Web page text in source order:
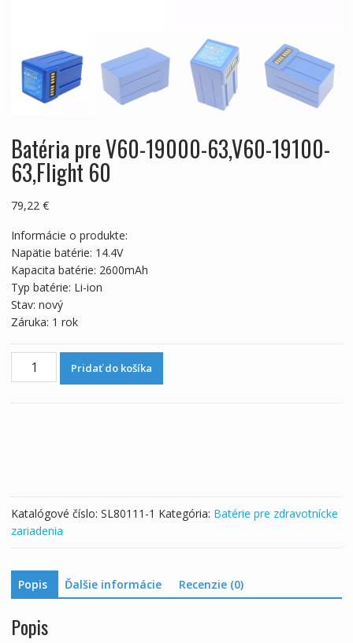
Batéria pre V60-19000-63,V60-19100-
63,Flight 60
79,22 €
Informácie o produkte:
Napätie batérie: 14.4V
Kapacita batérie: 2600mAh
Typ batérie: Li-ion
Stav: nový
Záruka: 1 rok
množstvo
Batéria
60
Pridať do košíka
Katalógové číslo: SL80111-1 Kategória: Batérie pre zdravotnícke
zariadenia
Popis Ďalšie informácie Recenzie (0)
Popis